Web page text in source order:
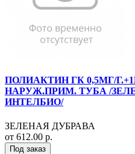
ПОЛИАКТИН ГК 0,5МГ/
НАРУЖ.ПРИМ. ТУБА /
ИНТЕЛБИО/
ЗЕЛЕНАЯ ДУБРАВА
от 612.00 р.
Под заказ